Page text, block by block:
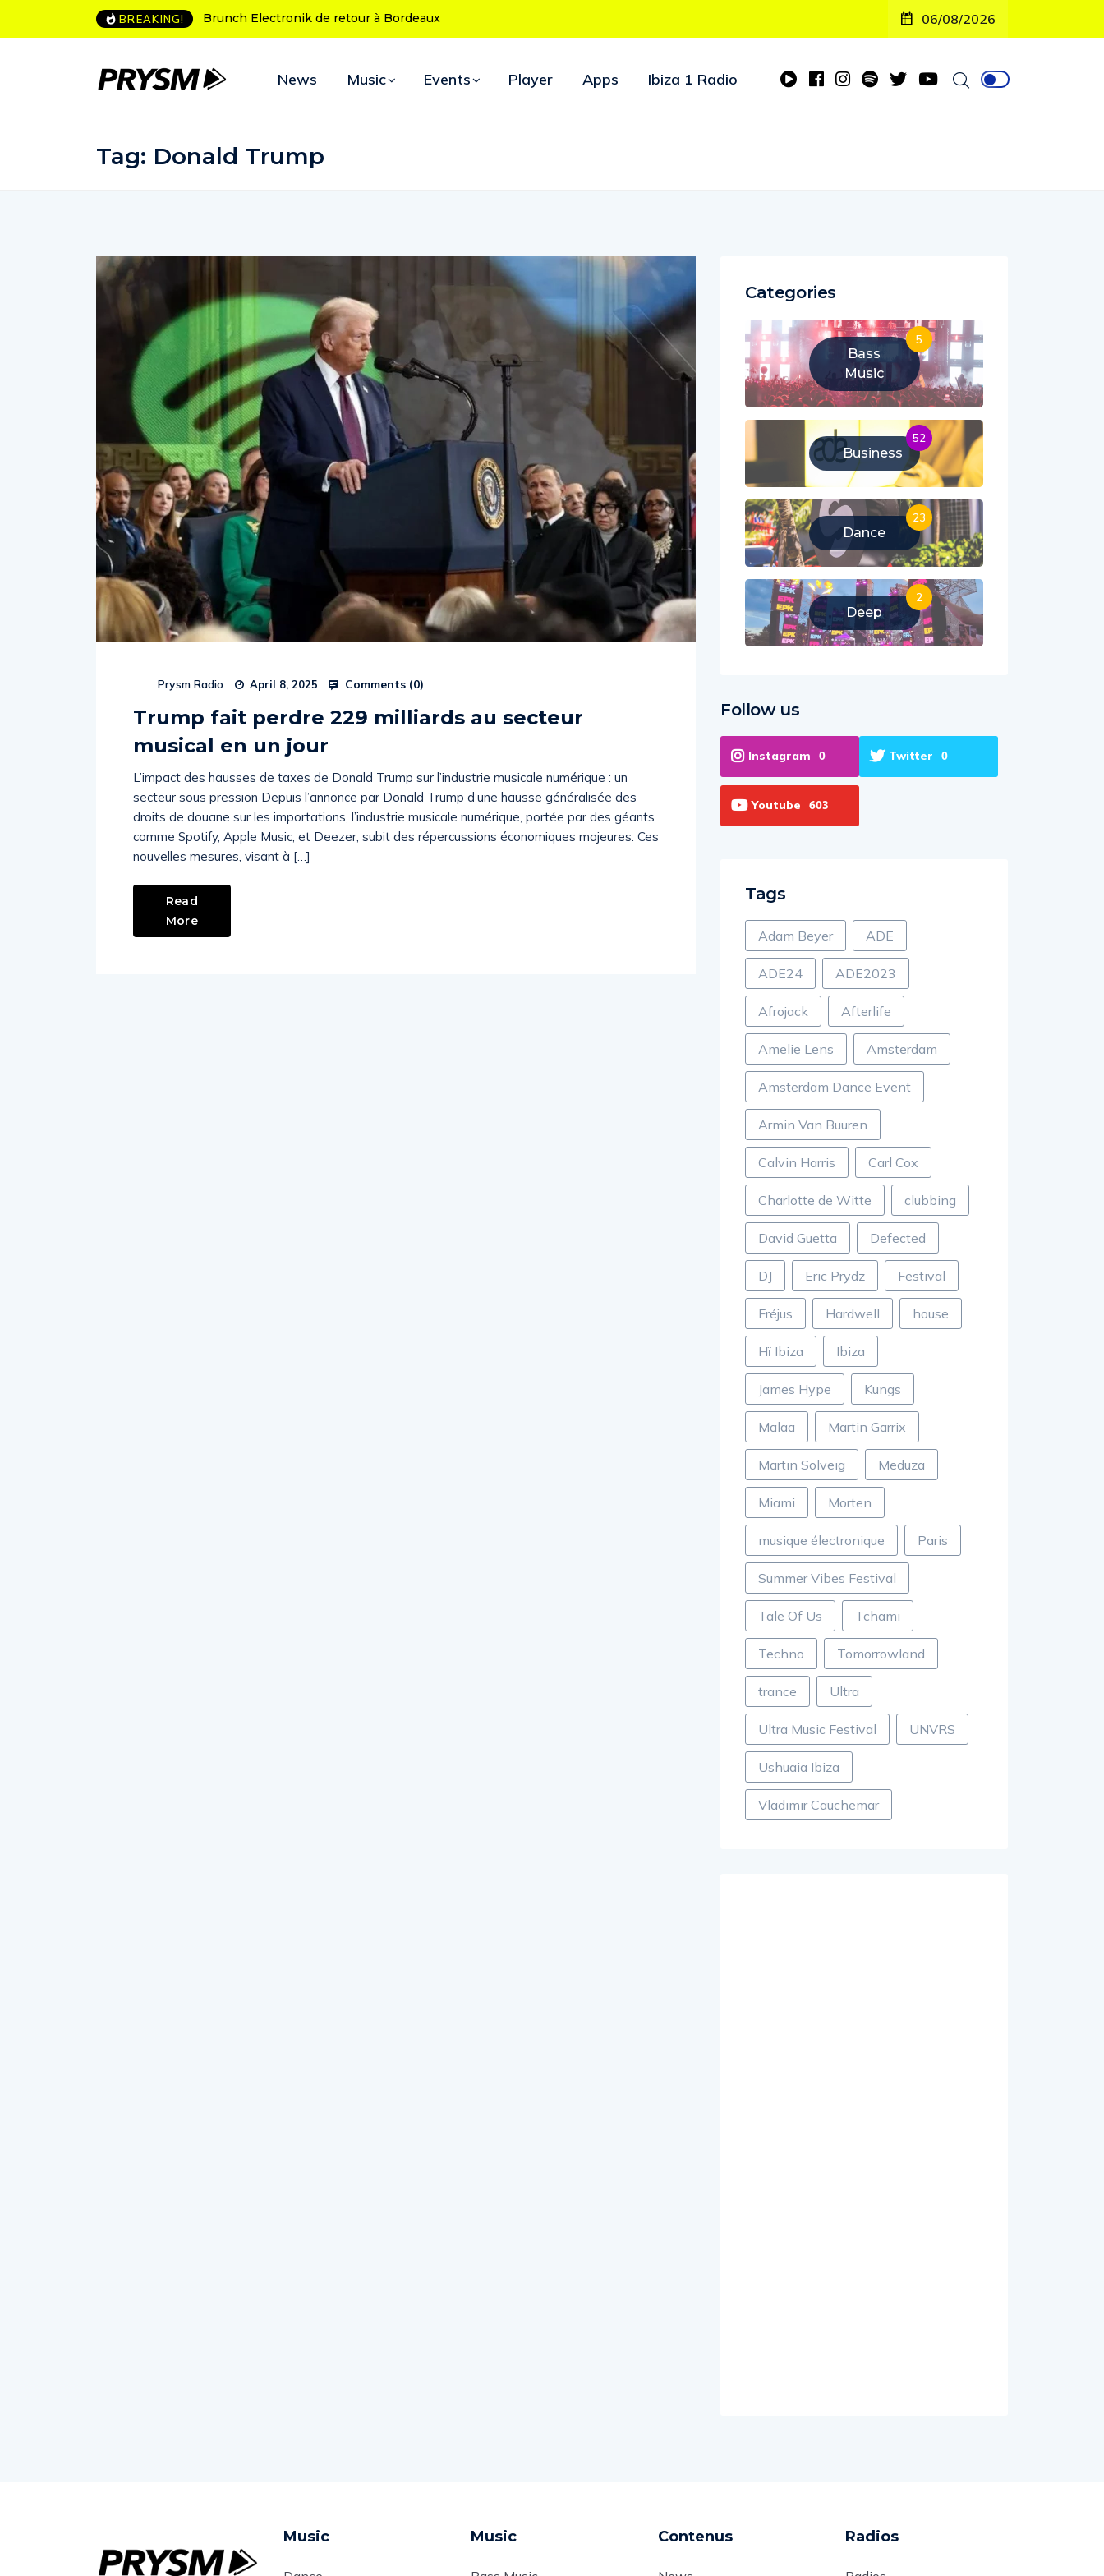
BREAKING!
Brunch Electronik de retour à Bordeaux L’Amnesia Ibiza fête ses 50 ans : le
programme des soirées d’ouverture
06/08/2026
News Music Events Player Apps Ibiza 1 Radio
Tag: Donald Trump
Prysm Radio April 8, 2025 Comments (0)
Trump fait perdre 229 milliards au secteur
musical en un jour
L’impact des hausses de taxes de Donald Trump sur l’industrie musicale numérique : un
secteur sous pression Depuis l’annonce par Donald Trump d’une hausse généralisée des
droits de douane sur les importations, l’industrie musicale numérique, portée par des géants
comme Spotify, Apple Music, et Deezer, subit des répercussions économiques majeures. Ces
nouvelles mesures, visant à […]
Read
More
Categories
Bass
Music
5
Business
52
Dance
23
Deep
2
Follow us
Instagram 0 Twitter 0
Youtube 603
Tags
Adam Beyer ADE
ADE24 ADE2023
Afrojack Afterlife
Amelie Lens Amsterdam
Amsterdam Dance Event
Armin Van Buuren
Calvin Harris Carl Cox
Charlotte de Witte clubbing
David Guetta Defected
DJ Eric Prydz Festival
Fréjus Hardwell house
Hï Ibiza Ibiza
James Hype Kungs
Malaa Martin Garrix
Martin Solveig Meduza
Miami Morten
musique électronique Paris
Summer Vibes Festival
Tale Of Us Tchami
Techno Tomorrowland
trance Ultra
Ultra Music Festival UNVRS
Ushuaia Ibiza
Vladimir Cauchemar
Music Music Contenus Radios